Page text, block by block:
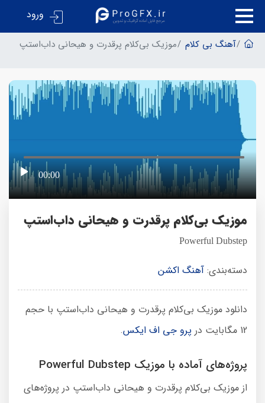
ورود
آهنگ بی کلام موزیک بی‌کلام پرقدرت و هیحانی داب‌استپ
00:00
موزیک بی‌کلام پرقدرت و هیحانی داب‌استپ
Powerful Dubstep
دسته‌بندی: آهنگ اکشن
دانلود موزیک بی‌کلام پرقدرت و هیحانی داب‌استپ با حجم
12 مگابایت در
پرو جی اف ایکس.
پروژه‌های آماده با موزیک Powerful Dubstep
از موزیک بی‌کلام پرقدرت و هیحانی داب‌استپ در پروژه‌های